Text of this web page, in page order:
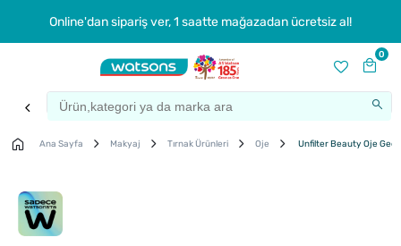
Online'dan sipariş ver, 1 saatte mağazadan ücretsiz al!
0
Ana Sayfa Makyaj Tırnak Ürünleri Oje Unfilter Beauty Oje